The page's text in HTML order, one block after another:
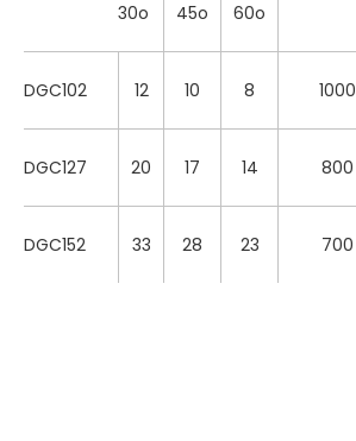
30o
45o 60o
DGC102 12 10 8 1000
DGC127 20 17 14 800
DGC152 33 28 23 700